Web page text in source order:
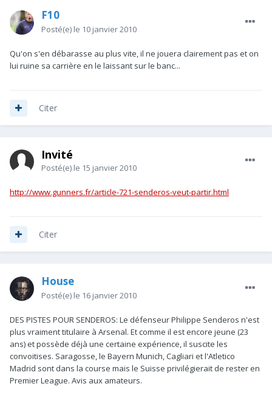
F10
Posté(e) le 10 janvier 2010
Qu'on s'en débarasse au plus vite, il ne jouera clairement pas et on
lui ruine sa carrière en le laissant sur le banc...
Citer
Invité
Posté(e) le 15 janvier 2010
http://www.gunners.fr/article-721-senderos-veut-partir.html
Citer
House
Posté(e) le 16 janvier 2010
DES PISTES POUR SENDEROS: Le défenseur Philippe Senderos n'est
plus vraiment titulaire à Arsenal. Et comme il est encore jeune (23
ans) et possède déjà une certaine expérience, il suscite les
convoitises. Saragosse, le Bayern Munich, Cagliari et l'Atletico
Madrid sont dans la course mais le Suisse privilégierait de rester en
Premier League. Avis aux amateurs.